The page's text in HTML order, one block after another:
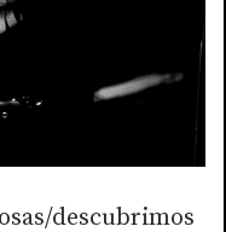
descubrimos